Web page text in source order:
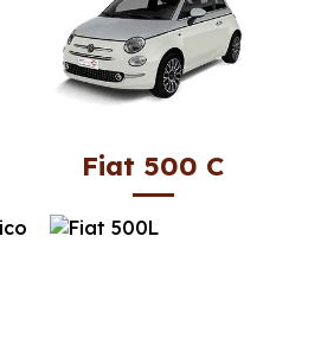
Fiat 500 C